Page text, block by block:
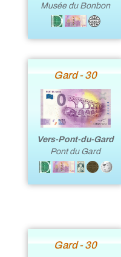
Musée du Bonbon
Gard - 30
Vers-Pont-du-Gard
Pont du Gard
Gard - 30